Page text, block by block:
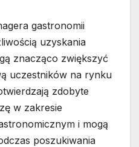
gastronomii
uzyskania
znacząco zwiększyć
uczestników na rynku
zdobyte
w zakresie
i mogą
poszukiwania